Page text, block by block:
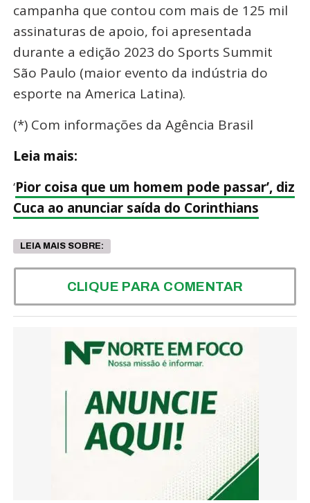
campanha que contou com mais de 125 mil
assinaturas de apoio, foi apresentada
durante a edição 2023 do Sports Summit
São Paulo (maior evento da indústria do
esporte na America Latina).
(*) Com informações da Agência Brasil
Leia mais:
‘Pior coisa que um homem pode passar’, diz
Cuca ao anunciar saída do Corinthians
LEIA MAIS SOBRE:
CLIQUE PARA COMENTAR